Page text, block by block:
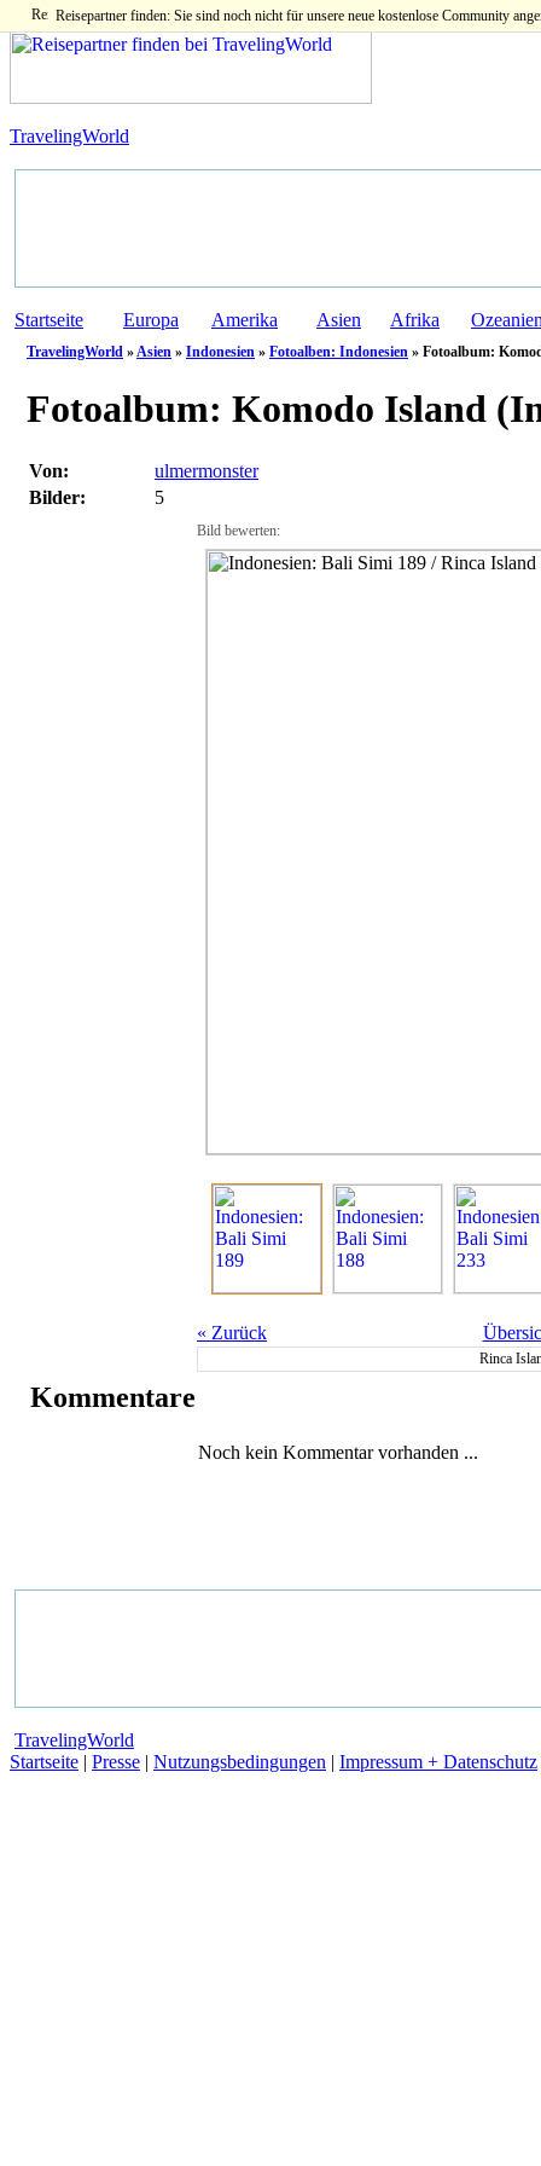
Reisepartner finden: Sie sind noch nicht für unsere neue kostenlose Community
TravelingWorld
Startseite Europa Amerika Asien Afrika
TravelingWorld »Asien » Indonesien » Fotoalben: Indonesien » Fotoalbum:
Fotoalbum: Komodo Island
Von:
ulmermonster
Bilder:
5
Bild bewerten:
« Zurück
Rinca
Kommentare
Noch kein Kommentar vorhanden ...
TravelingWorld
Startseite | Presse | Nutzungsbedingungen | Impressum + Datenschutz